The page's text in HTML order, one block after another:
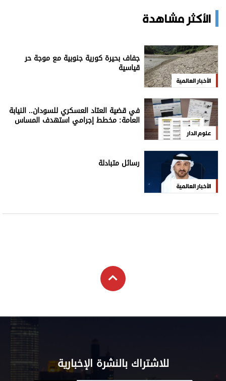
الأكثر مشاهدة
الأخبار العالمية
جفاف بحيرة كورية جنوبية مع موجة حر
قياسية
علوم الدار
في قضية العتاد العسكري للسودان.. النيابة
العامة: مخطط إجرامي استهدف المساس
الأخبار العالمية
رسائل متبادلة
للاشتراك بالنشرة الإخبارية